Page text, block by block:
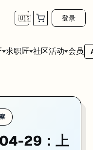
🇺🇸 登录
求职匠 社区活动 会员
心迁入新址开幕 · 扩大在
新址开幕：扩大
陆的办公中心正式迁入上
29：上